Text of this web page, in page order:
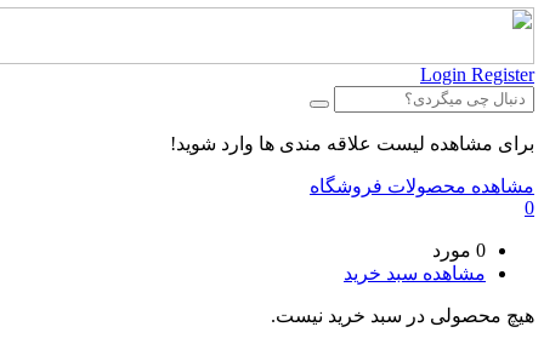
Login Register
برای مشاهده لیست علاقه مندی ها وارد شوید!
مشاهده محصولات فروشگاه
0
0 مورد
مشاهده سبد خرید
هیچ محصولی در سبد خرید نیست.